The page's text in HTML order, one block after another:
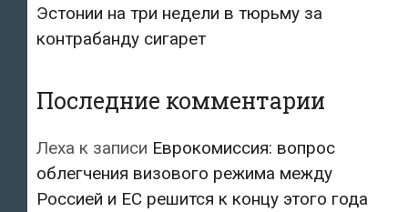
Эстонии на три недели в тюрьму за
контрабанду сигарет
Последние комментарии
Леха к записи Еврокомиссия: вопрос
облегчения визового режима между
Россией и ЕС решится к концу этого года